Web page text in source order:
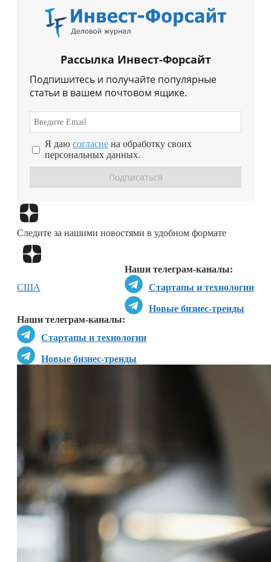
Рассылка Инвест-Форсайт
Подпишитесь и получайте популярные
статьи в вашем почтовом ящике.
Я даю согласие на обработку своих
персональных данных.
Следите за нашими новостями в удобном формате
Наши телеграм-каналы:
Стартапы и технологии
Новые бизнес-тренды
Наши телеграм-каналы:
Стартапы и технологии
Новые бизнес-тренды
США